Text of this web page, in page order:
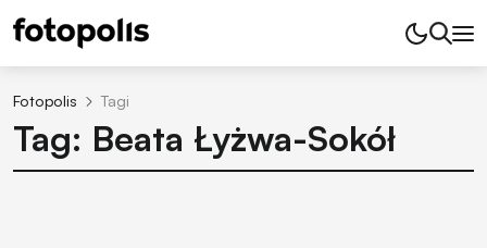
Fotopolis Tagi
Tag: Beata Łyżwa-Sokół